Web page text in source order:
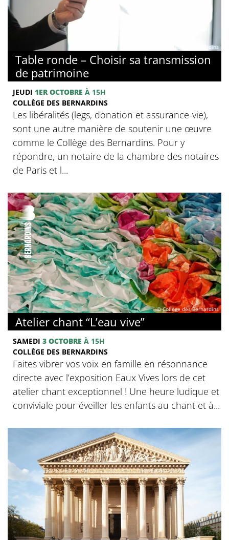
© Collège des Bernardins
Table ronde – Choisir sa transmission
de patrimoine
JEUDI 1ER OCTOBRE À 15H
COLLÈGE DES BERNARDINS
Les libéralités (legs, donation et assurance-vie),
sont une autre manière de soutenir une œuvre
comme le Collège des Bernardins. Pour y
répondre, un notaire de la chambre des notaires
de Paris et l...
© Collège des Bernardins
Atelier chant “L’eau vive”
SAMEDI 3 OCTOBRE À 15H
COLLÈGE DES BERNARDINS
Faites vibrer vos voix en famille en résonnance
directe avec l’exposition Eaux Vives lors de cet
atelier chant exceptionnel ! Une heure ludique et
conviviale pour éveiller les enfants au chant et à...